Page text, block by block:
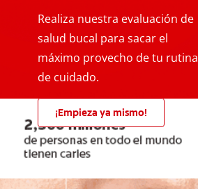
Realiza nuestra evaluación de
salud bucal para sacar el
máximo provecho de tu rutina
de cuidado.
¡Empieza ya mismo!